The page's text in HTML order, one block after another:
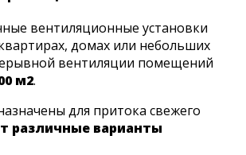
вентиляционные установки
домах или небольших
вентиляции помещений
м2.
для притока свежего
различные варианты